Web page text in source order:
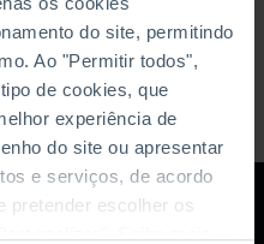
do site, permitindo
Ao "Permitir todos",
de cookies, que
experiência de
do site ou apresentar
e serviços, de acordo
pretender escolher os